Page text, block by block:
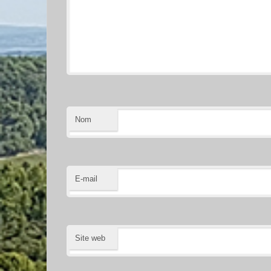
Nom
E-mail
Site web